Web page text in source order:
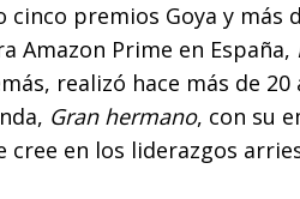
premios Goya y más
Amazon Prime en España,
realizó hace más de
Gran hermano, con su
cree en los liderazgos